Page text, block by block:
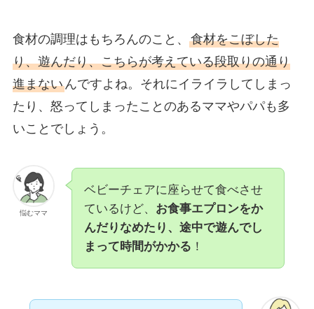
食材の調理はもちろんのこと、 食材をこぼした
り、遊んだり、こちらが考えている段取りの通り
進まないんですよね。それにイライラしてしまっ
たり、怒ってしまったことのあるママやパパも多
いことでしょう。
悩むママ
ベビーチェアに座らせて食べさせ
ているけど、 お食事エプロンをか
んだりなめたり、途中で遊んでし
まって時間がかかる ！